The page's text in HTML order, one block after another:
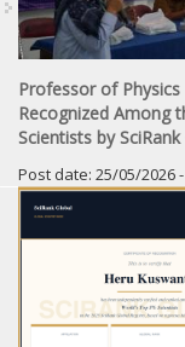
Professor of Physics
Recognized Among
Scientists by
Post date: 25/05/2026
Pages